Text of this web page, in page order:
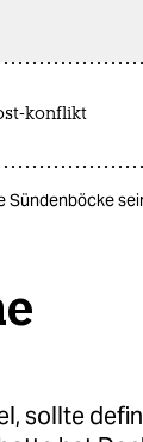
konflikt
Sündenböcke
sollte